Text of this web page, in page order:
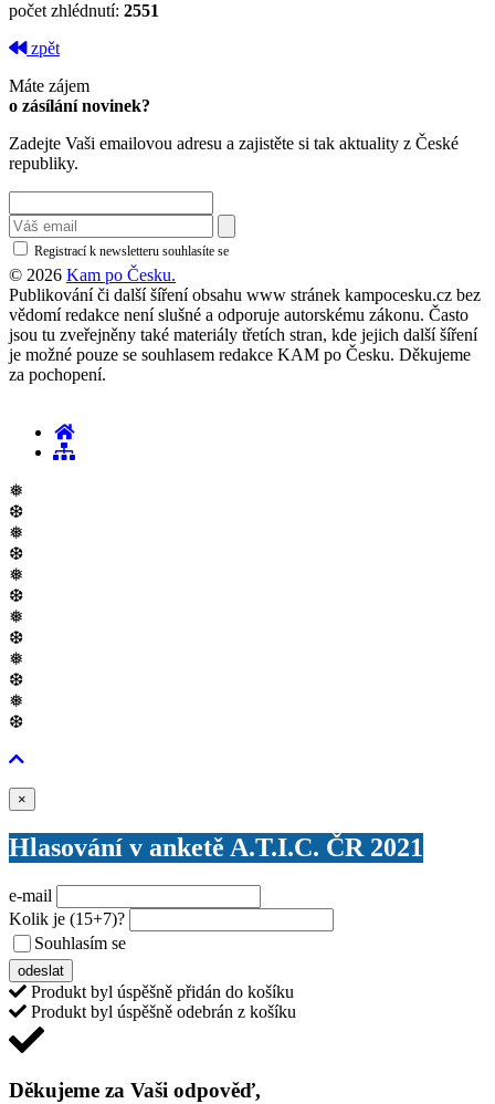
počet zhlédnutí: 2551
zpět
Máte zájem
o zásílání novinek?
Zadejte Vaši emailovou adresu a zajistěte si tak aktuality z České
republiky.
Registrací k newsletteru souhlasíte se
© 2026 Kam po Česku.
Publikování či další šíření obsahu www stránek kampocesku.cz bez
vědomí redakce není slušné a odporuje autorskému zákonu. Často
jsou tu zveřejněny také materiály třetích stran, kde jejich další šíření
je možné pouze se souhlasem redakce KAM po Česku. Děkujeme
za pochopení.
❅
❆
❅
❆
❅
❆
❅
❆
❅
❆
❅
❆
×
Hlasování v anketě A.T.I.C. ČR 2021
e-mail
Kolik je (15+7)?
Souhlasím se
odeslat
Produkt byl úspěšně přidán do košíku
Produkt byl úspěšně odebrán z košíku
Děkujeme za Vaši odpověď,